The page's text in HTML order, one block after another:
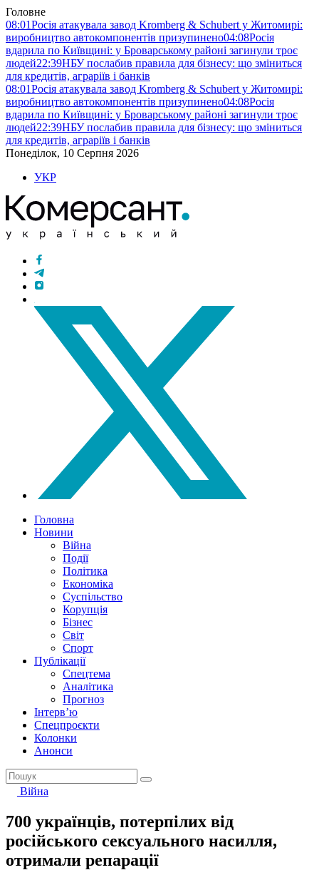
Головне
08:01Росія атакувала завод Kromberg & Schubert у Житомирі:
виробництво автокомпонентів призупинено04:08Росія
вдарила по Київщині: у Броварському районі загинули троє
людей22:39НБУ послабив правила для бізнесу: що зміниться
для кредитів, аграріїв і банків
08:01Росія атакувала завод Kromberg & Schubert у Житомирі:
виробництво автокомпонентів призупинено04:08Росія
вдарила по Київщині: у Броварському районі загинули троє
людей22:39НБУ послабив правила для бізнесу: що зміниться
для кредитів, аграріїв і банків
Понеділок, 10 Серпня 2026
УКР
Головна
Новини
Війна
Події
Політика
Економіка
Суспільство
Корупція
Бізнес
Світ
Спорт
Публікації
Спецтема
Аналітика
Прогноз
Інтерв’ю
Спецпроєкти
Колонки
Анонси
Війна
700 українців, потерпілих від
російського сексуального насилля,
отримали репарації